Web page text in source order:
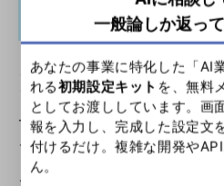
映されるのはどの位
まずは、Bing Webmaster
ものまでしか表示されません。
ですので、最速でも4日目以降
る。と言う認識で良いと思いま
これは2016年に登録した時の記
一般論しか返っ
あなたの事業に特化した「AI
れる初期設定キット を、無料
としてお渡ししています。画
報を入力し、完成した設定文
付けるだけ。複雑な開発や
ん。